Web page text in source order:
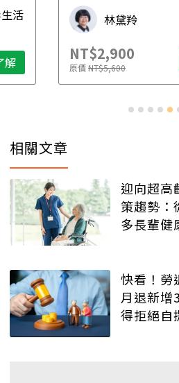
活
解
林黛羚
NT$2,900
原價NT$5,600
相關文章
迎向超高
策趨勢：
多長輩健
快看！勞
月退新增
得拒絕自